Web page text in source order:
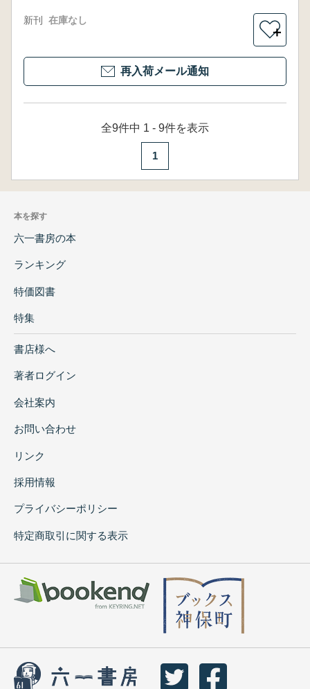
新刊 在庫なし
＋
再入荷メール通知
全9件中 1 - 9件を表示
1
本を探す
六一書房の本
ランキング
特価図書
特集
書店様へ
著者ログイン
会社案内
お問い合わせ
リンク
採用情報
プライバシーポリシー
特定商取引に関する表示